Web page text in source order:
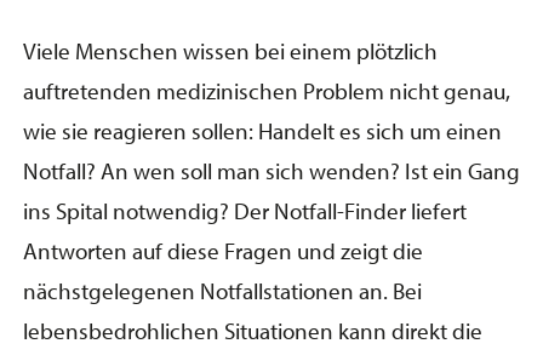
Viele Menschen wissen bei einem plötzlich
auftretenden medizinischen Problem nicht genau,
wie sie reagieren sollen: Handelt es sich um einen
Notfall? An wen soll man sich wenden? Ist ein Gang
ins Spital notwendig? Der Notfall-Finder liefert
Antworten auf diese Fragen und zeigt die
nächstgelegenen Notfallstationen an. Bei
lebensbedrohlichen Situationen kann direkt die